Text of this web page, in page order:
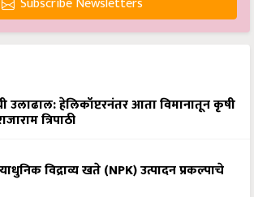
उलाढाल: हेलिकॉप्टरनंतर आता विमानातून कृषी
त्रिपाठी
विद्राव्य खते (NPK) उत्पादन प्रकल्पाचे